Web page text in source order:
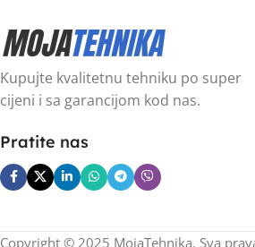
Kupujte kvalitetnu tehniku po super
cijeni i sa garancijom kod nas.
Pratite nas
Copyright © 2025 MojaTehnika. Sva